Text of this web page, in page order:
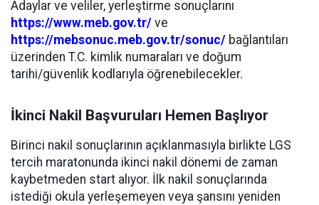
Adaylar ve veliler, yerleştirme sonuçlarını
https://www.meb.gov.tr/ ve
https://mebsonuc.meb.gov.tr/sonuc/ bağlantıları
üzerinden T.C. kimlik numaraları ve doğum
tarihi/güvenlik kodlarıyla öğrenebilecekler.
İkinci Nakil Başvuruları Hemen Başlıyor
Birinci nakil sonuçlarının açıklanmasıyla birlikte LGS
tercih maratonunda ikinci nakil dönemi de zaman
kaybetmeden start alıyor. İlk nakil sonuçlarında
istediği okula yerleşemeyen veya şansını yeniden